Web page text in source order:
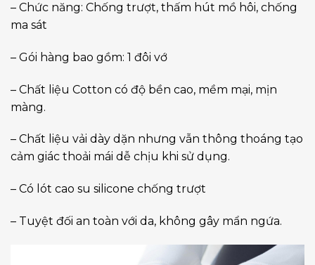
– Chức năng: Chống trượt, thấm hút mồ hôi, chống
ma sát
– Gói hàng bao gồm: 1 đôi vớ
– Chất liệu Cotton có độ bền cao, mềm mại, mịn
màng.
– Chất liệu vải dày dặn nhưng vẫn thông thoáng tạo
cảm giác thoải mái dễ chịu khi sử dụng.
– Có lót cao su silicone chống trượt
– Tuyệt đối an toàn với da, không gây mẩn ngứa.